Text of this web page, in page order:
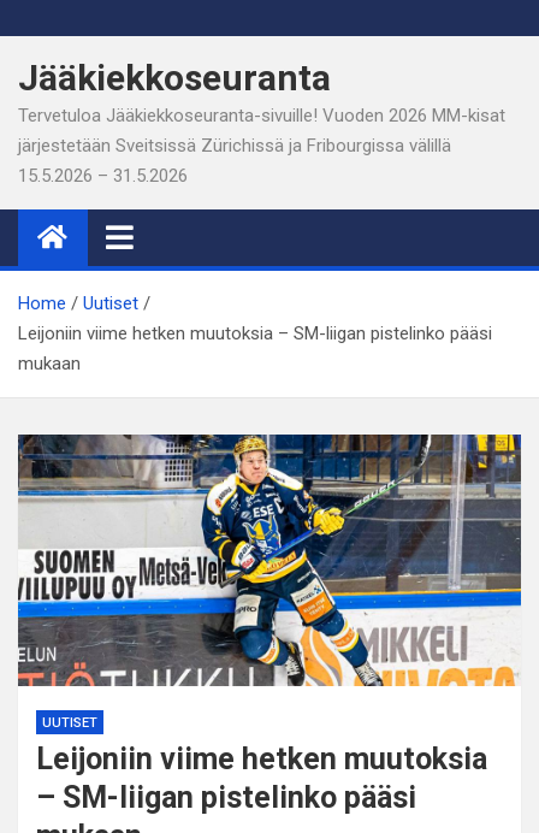
to
content
Jääkiekkoseuranta
Tervetuloa Jääkiekkoseuranta-sivuille! Vuoden 2026 MM-kisat
järjestetään Sveitsissä Zürichissä ja Fribourgissa välillä
15.5.2026 – 31.5.2026
Home
Uutiset
Leijoniin viime hetken muutoksia – SM-liigan pistelinko pääsi
mukaan
UUTISET
Leijoniin viime hetken muutoksia
– SM-liigan pistelinko pääsi